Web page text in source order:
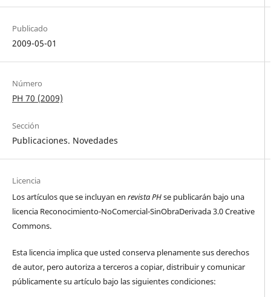
Publicado
2009-05-01
Número
PH 70 (2009)
Sección
Publicaciones. Novedades
Licencia
Los artículos que se incluyan en revista PHse publicarán bajo una
licencia Reconocimiento-NoComercial-SinObraDerivada 3.0 Creative
Commons.
Esta licencia implica que usted conserva plenamente sus derechos
de autor, pero autoriza a terceros a copiar, distribuir y comunicar
públicamente su artículo bajo las siguientes condiciones: